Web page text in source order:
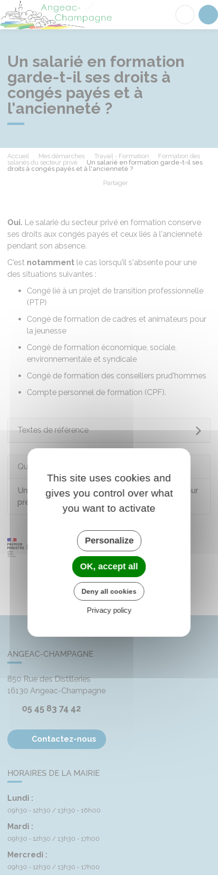
Angeac-Champagne
Un salarié en formation
garde-t-il ses droits à
congés payés et à
l'ancienneté ?
Accueil Mes démarches Travail - Formation
Formation des
salariés du secteur privé
Un salarié en formation garde-t-il ses
droits à congés payés et à l'ancienneté ?
Partager
Oui. Le salarié du secteur privé en formation conserve
ses droits aux congés payés et ceux liés à l'ancienneté
pendant son absence.
C'est notamment le cas lorsqu'il s'absente pour une
des situations suivantes :
Congé lié à un projet de transition professionnelle
(PTP)
Congé de formation de cadres et animateurs pour
la jeunesse
Congé de formation économique, sociale,
environnementale et syndicale
Congé de formation des conseillers prud'hommes
Compte personnel de formation (CPF).
Textes de référence
Questions ? Réponses !
Un salarié du secteur privé peut-il s'absenter pour
préparer et passer un examen ?
ANGEAC-CHAMPAGNE
850 Rue des Distilleries
16130 Angeac-Champagne
05 45 83 74 42
Contactez-nous
HORAIRES DE LA MAIRIE
Lundi :
09h30 - 12h30 13h30 - 16h00
Mardi :
09h30 - 12h30 13h30 - 17h00
Mercredi :
09h30 - 12h30 13h30 - 17h00
This site uses cookies and
gives you control over what
you want to activate
Personalize
OK, accept all
Deny all cookies
Privacy policy